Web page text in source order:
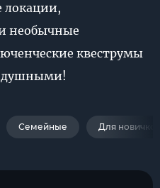
локации,
необычные
квеструмы
Семейные Для новичков